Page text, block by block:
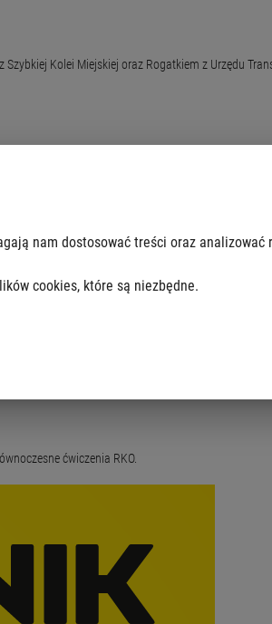
Kolei Miejskiej oraz Rogatkiem z Urzędu
na kartę rowerową.
ćwiczenia RKO.
nam dostosować treści oraz
cookies, które są niezbędne.